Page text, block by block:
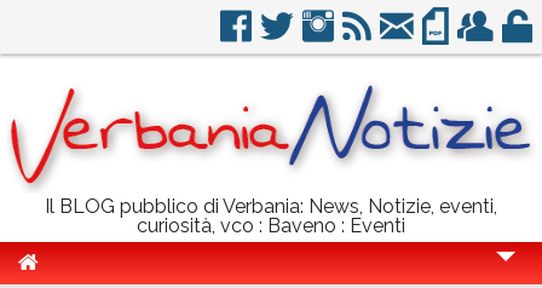
Il BLOG pubblico di Verbania: News, Notizie, eventi,
curiosità, vco : Baveno : Eventi